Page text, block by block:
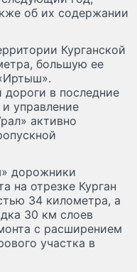
об их содержании
Курганской
большую ее
дороги в последние
управление
активно
дорожники
на отрезке Курган
34 километра, а
30 км слоев
с расширением
участка в